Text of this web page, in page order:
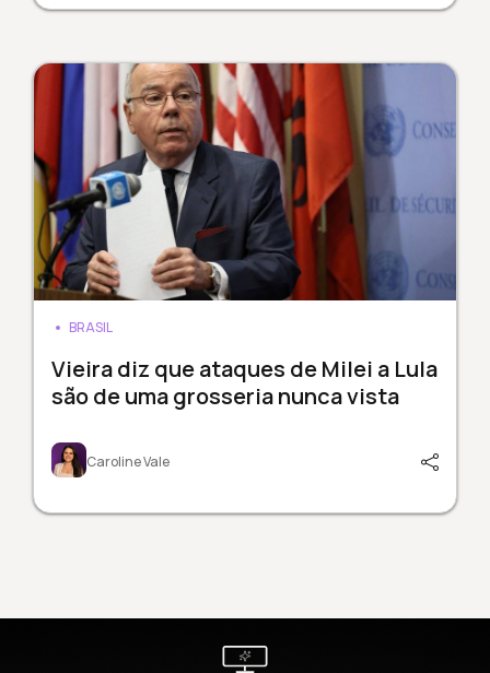
BRASIL
Vieira diz que ataques de Milei a Lula
são de uma grosseria nunca vista
Caroline Vale